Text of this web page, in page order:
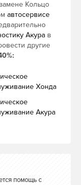
Кольцо
автосервисе
Акура в
другие
Хонда
Акура
помощь с